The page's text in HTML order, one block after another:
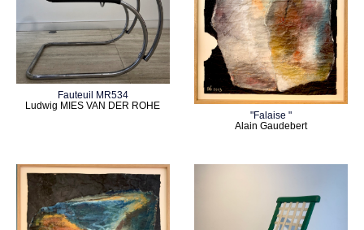
Fauteuil MR534
Ludwig MIES VAN DER ROHE
"Falaise "
Alain Gaudebert